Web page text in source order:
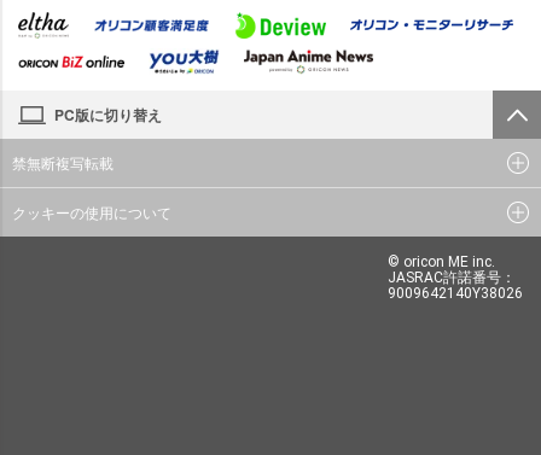
PC版に切り替え
禁無断複写転載
クッキーの使用について
© oricon ME inc.
JASRAC許諾番号：
9009642140Y38026